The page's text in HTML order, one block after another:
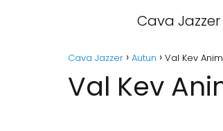
Cava Jazzer
Cava Jazzer Autun Val Kev
Val Kev